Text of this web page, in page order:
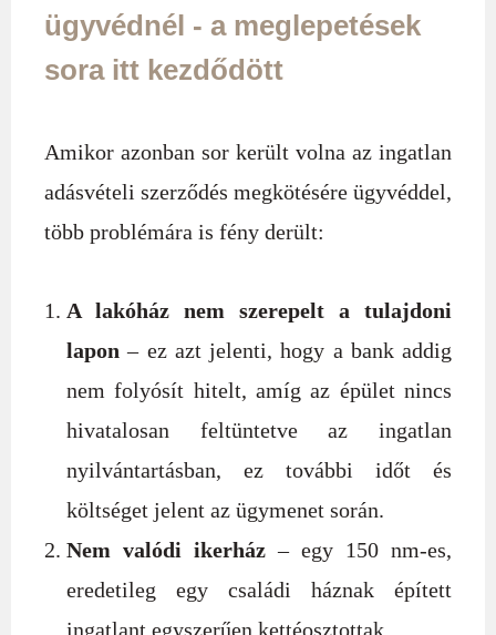
ügyvédnél - a meglepetések
sora itt kezdődött
Amikor azonban sor került volna az ingatlan
adásvételi szerződés megkötésére ügyvéddel,
több problémára is fény derült:
A lakóház nem szerepelt a tulajdoni
lapon – ez azt jelenti, hogy a bank addig
nem folyósít hitelt, amíg az épület nincs
hivatalosan feltüntetve az ingatlan
nyilvántartásban, ez további időt és
költséget jelent az ügymenet során.
Nem valódi ikerház – egy 150 nm-es,
eredetileg egy családi háznak épített
ingatlant egyszerűen kettéosztottak.